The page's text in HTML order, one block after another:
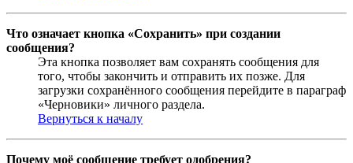
Что означает кнопка «Сохранить» при создании
сообщения?
Эта кнопка позволяет вам сохранять сообщения для
того, чтобы закончить и отправить их позже. Для
загрузки сохранённого сообщения перейдите в параграф
«Черновики» личного раздела.
Вернуться к началу
Почему моё сообщение требует одобрения?